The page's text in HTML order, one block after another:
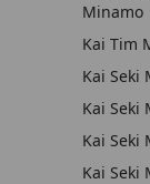
Minamo
Kai Tim
Kai Seki
Kai Seki
Kai Seki
Kai Seki